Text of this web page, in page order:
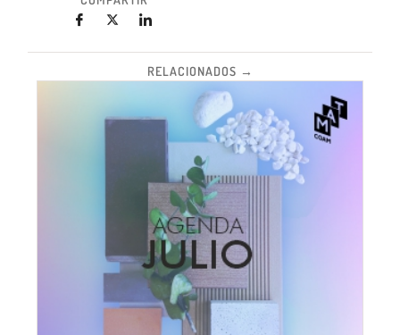
RELACIONADOS →